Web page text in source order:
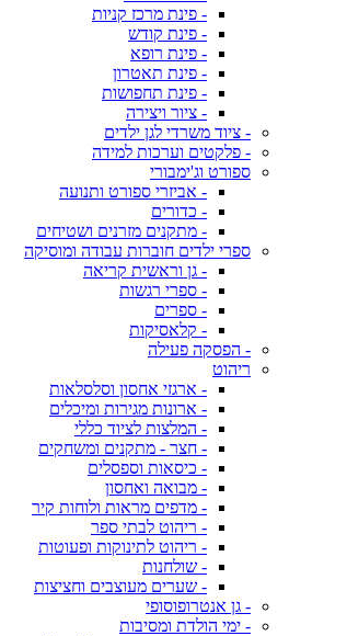
- פינת מרכז קניות
- פינת קודש
- פינת רופא
- פינת תאטרון
- פינת תחפושות
- ציור ויצירה
- ציוד משרדי לגן ילדים
- פלקטים וערכות למידה
ספורט וג'ימבורי
- אביזרי ספורט ותנועה
- כדורים
- מתקנים מזרנים ושטיחים
ספרי ילדים חוברות עבודה ומוסיקה
- גן וראשית קריאה
- ספרי רגשות
- ספרים
- קלאסיקות
- הפסקה פעילה
ריהוט
- ארגזי אחסון וסלסלאות
- ארונות מגירות ומיכלים
- המלצות לציוד כללי
- חצר - מתקנים ומשחקים
- כיסאות וספסלים
- מבואה ואחסון
- מדפים מראות ולוחות קיר
- ריהוט לבתי ספר
- ריהוט לתינוקות ופעוטות
- שולחנות
- שערים מעוצבים וחציצות
- גן אנטרופוסופי
- ימי הולדת ומסיבות